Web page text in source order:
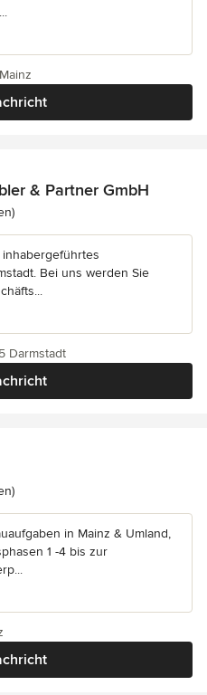
& Partner GmbH
von 5 Sternen
inhabergeführtes
Bei uns werden Sie
Darmstadt
von 5 Sternen
in Mainz & Umland,
1 -4 bis zur